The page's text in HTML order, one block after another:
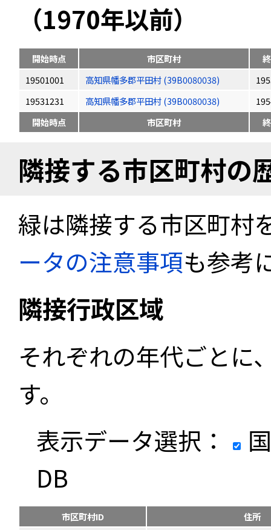
（1970年以前）
開始時点 市区町村
19501001
高知県幡多郡平田村 (39B0080038)
19531231
高知県幡多郡平田村 (39B0080038)
開始時点
市区町村
隣接する市区町村の
緑は隣接する市区町村
ータの注意事項も参考
隣接行政区域
それぞれの年代ごとに
す。
表示データ選択：
DB
市区町村ID
住所